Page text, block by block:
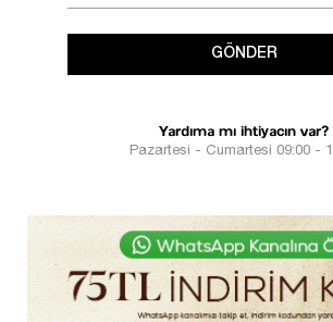
GÖNDER
Yardıma mı ihtiyacın var?
Pazartesi - Cumartesi 09:00 -